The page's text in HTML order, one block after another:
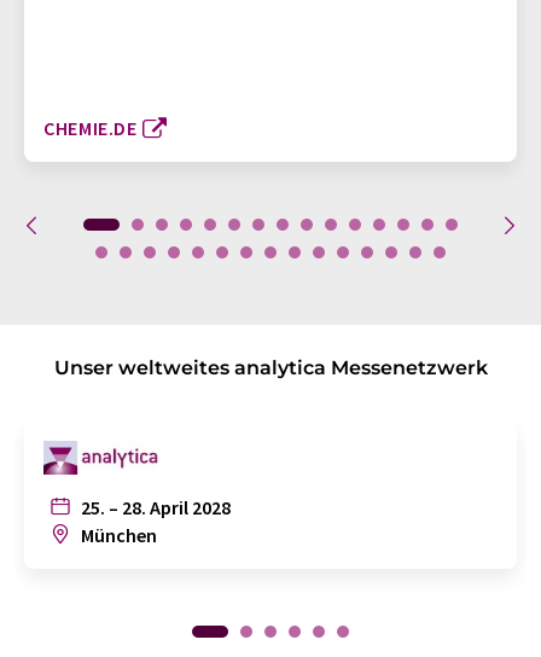
CHEMIE.DE
Unser weltweites analytica Messenetzwerk
25. – 28. April 2028
München